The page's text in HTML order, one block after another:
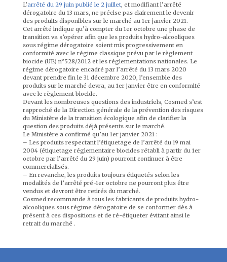
L’arrêté du 29 juin publié le 2 juillet , et modifiant l’arrêté
dérogatoire du 13 mars, ne précise pas clairement le devenir
des produits disponibles sur le marché au 1er janvier 2021.
Cet arrêté indique qu’à compter du 1er octobre une phase de
transition va s’opérer afin que les produits hydro-alcooliques
sous régime dérogatoire soient mis progressivement en
conformité avec le régime classique prévu par le règlement
biocide (UE) n°528/2012 et les réglementations nationales. Le
régime dérogatoire encadré par l’arrêté du 13 mars 2020
devant prendre fin le 31 décembre 2020, l’ensemble des
produits sur le marché devra, au 1er janvier être en conformité
avec le règlement biocide.
Devant les nombreuses questions des industriels, Cosmed s’est
rapproché de la Direction générale de la prévention des risques
du Ministère de la transition écologique afin de clarifier la
question des produits déjà présents sur le marché.
Le Ministère a confirmé qu’au 1er janvier 2021 :
– Les produits respectant l’étiquetage de l’arrêté du 19 mai
2004 (étiquetage réglementaire biocides rétabli à partir du 1er
octobre par l’arrêté du 29 juin) pourront continuer à être
commercialisés.
– En revanche, les produits toujours étiquetés selon les
modalités de l’arrêté pré-1er octobre ne pourront plus être
vendus et devront être retirés du marché.
Cosmed recommande à tous les fabricants de produits hydro-
alcooliques sous régime dérogatoire de se conformer dès à
présent à ces dispositions et de ré-étiqueter évitant ainsi le
retrait du marché .